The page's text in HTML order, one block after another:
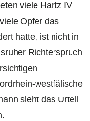
viele Hartz IV
Opfer das
hatte, ist nicht in
Richterspruch
westfälische
sieht das Urteil